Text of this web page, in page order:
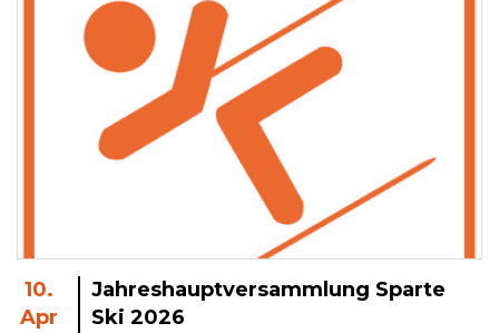
10.
Apr
Jahreshauptversammlung Sparte
Ski 2026